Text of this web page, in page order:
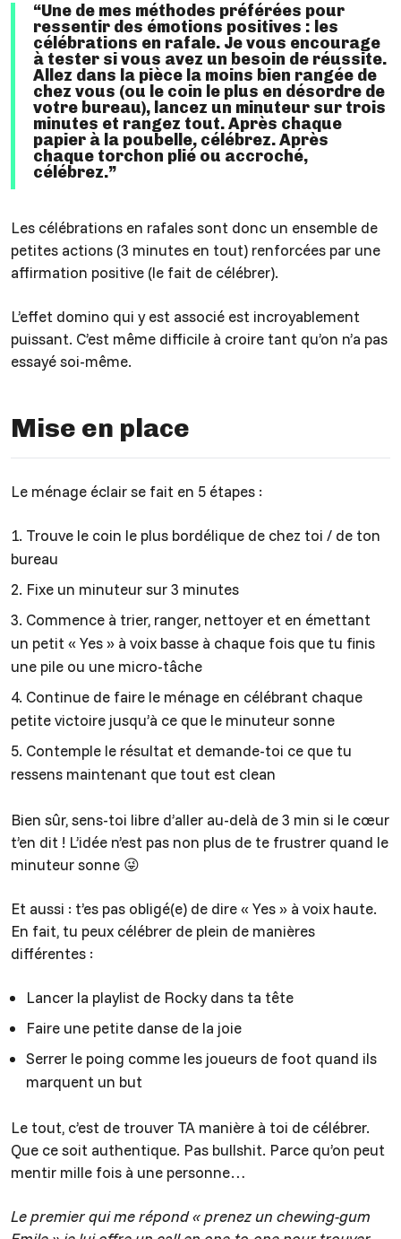
“Une de mes méthodes préférées pour
ressentir des émotions positives : les
célébrations en rafale. Je vous encourage
à tester si vous avez un besoin de réussite.
Allez dans la pièce la moins bien rangée de
chez vous (ou le coin le plus en désordre de
votre bureau), lancez un minuteur sur trois
minutes et rangez tout. Après chaque
papier à la poubelle, célébrez. Après
chaque torchon plié ou accroché,
célébrez.”
Les célébrations en rafales sont donc un ensemble de
petites actions (3 minutes en tout) renforcées par une
affirmation positive (le fait de célébrer).
L’effet domino qui y est associé est incroyablement
puissant. C’est même difficile à croire tant qu’on n’a pas
essayé soi-même.
Mise en place
Le ménage éclair se fait en 5 étapes :
Trouve le coin le plus bordélique de chez toi / de ton
bureau
Fixe un minuteur sur 3 minutes
Commence à trier, ranger, nettoyer et en émettant
un petit « Yes » à voix basse à chaque fois que tu finis
une pile ou une micro-tâche
Continue de faire le ménage en célébrant chaque
petite victoire jusqu’à ce que le minuteur sonne
Contemple le résultat et demande-toi ce que tu
ressens maintenant que tout est clean
Bien sûr, sens-toi libre d’aller au-delà de 3 min si le cœur
t’en dit ! L’idée n’est pas non plus de te frustrer quand le
minuteur sonne 😜
Et aussi : t’es pas obligé(e) de dire « Yes » à voix haute.
En fait, tu peux célébrer de plein de manières
différentes :
Lancer la playlist de Rocky dans ta tête
Faire une petite danse de la joie
Serrer le poing comme les joueurs de foot quand ils
marquent un but
Le tout, c’est de trouver TA manière à toi de célébrer.
Que ce soit authentique. Pas bullshit. Parce qu’on peut
mentir mille fois à une personne…
Le premier qui me répond « prenez un chewing-gum